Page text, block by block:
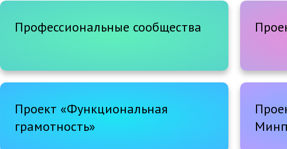
Профессиональные сообщества
Проект «Функциональная
грамотность»